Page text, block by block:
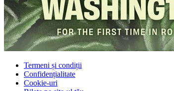
Termeni și condiții
Confidențialitate
Cookie-uri